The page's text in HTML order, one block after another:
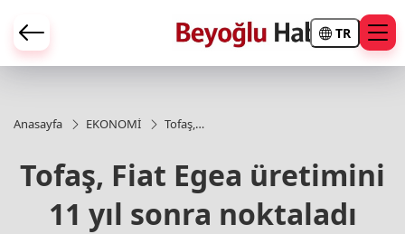
TR
Anasayfa EKONOMİ
Tofaş,
11 yıl
sonra
noktaladı
Tofaş, Fiat Egea üretimini
11 yıl sonra noktaladı